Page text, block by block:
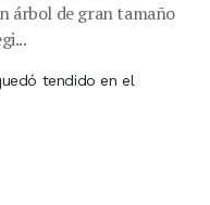
árbol de gran tamaño